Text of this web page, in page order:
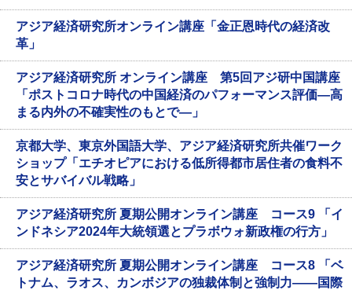
アジア経済研究所オンライン講座「金正恩時代の経済改
革」
アジア経済研究所 オンライン講座 第5回アジ研中国講座
「ポストコロナ時代の中国経済のパフォーマンス評価―高
まる内外の不確実性のもとで―」
京都大学、東京外国語大学、アジア経済研究所共催ワーク
ショップ「エチオピアにおける低所得都市居住者の食料不
安とサバイバル戦略」
アジア経済研究所 夏期公開オンライン講座 コース9 「イ
ンドネシア2024年大統領選とプラボウォ新政権の行方」
アジア経済研究所 夏期公開オンライン講座 コース8 「ベ
トナム、ラオス、カンボジアの独裁体制と強制力――国際